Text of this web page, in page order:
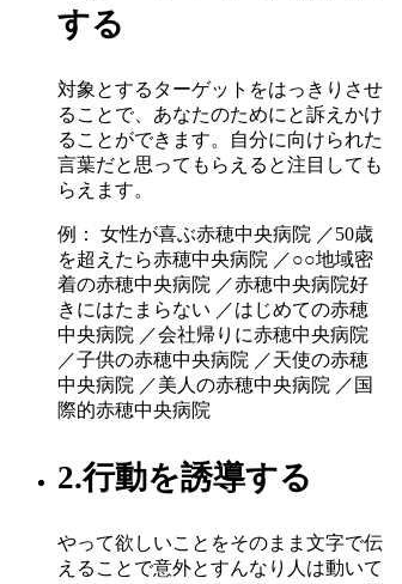
する
対象とするターゲットをはっきりさせ
ることで、あなたのためにと訴えかけ
ることができます。自分に向けられた
言葉だと思ってもらえると注目しても
らえます。
例： 女性が喜ぶ赤穂中央病院 ／50歳
を超えたら赤穂中央病院 ／○○地域密
着の赤穂中央病院 ／赤穂中央病院好
きにはたまらない ／はじめての赤穂
中央病院 ／会社帰りに赤穂中央病院
／子供の赤穂中央病院 ／天使の赤穂
中央病院 ／美人の赤穂中央病院 ／国
際的赤穂中央病院
2.行動を誘導する
やって欲しいことをそのまま文字で伝
えることで意外とすんなり人は動いて